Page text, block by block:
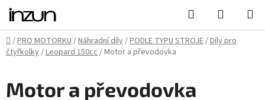
Přejít
obsah
Hledat
KOŠÍK
Domů
/PRO MOTORKU/Náhradní díly/PODLE TYPU STROJE/Díly pro
čtyřkolky/Leopard 150cc/Motor a převodovka
Motor a převodovka